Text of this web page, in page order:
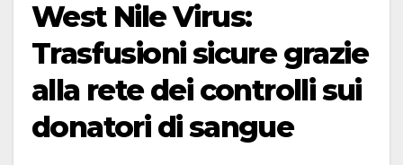
West Nile Virus:
Trasfusioni sicure grazie
alla rete dei controlli sui
donatori di sangue